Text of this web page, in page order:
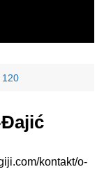
120
kontakt/o-